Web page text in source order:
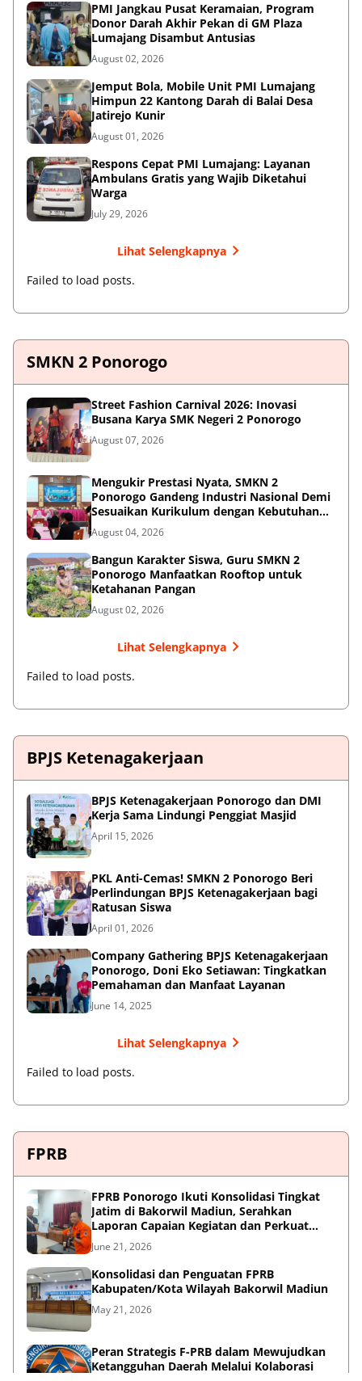
PMI Jangkau Pusat Keramaian, Program
Donor Darah Akhir Pekan di GM Plaza
Lumajang Disambut Antusias
August 02, 2026
Jemput Bola, Mobile Unit PMI Lumajang
Himpun 22 Kantong Darah di Balai Desa
Jatirejo Kunir
August 01, 2026
Respons Cepat PMI Lumajang: Layanan
Ambulans Gratis yang Wajib Diketahui
Warga
July 29, 2026
Lihat Selengkapnya
Failed to load posts.
SMKN 2 Ponorogo
Street Fashion Carnival 2026: Inovasi
Busana Karya SMK Negeri 2 Ponorogo
August 07, 2026
Mengukir Prestasi Nyata, SMKN 2
Ponorogo Gandeng Industri Nasional Demi
Sesuaikan Kurikulum dengan Kebutuhan
Dunia Kerja
August 04, 2026
Bangun Karakter Siswa, Guru SMKN 2
Ponorogo Manfaatkan Rooftop untuk
Ketahanan Pangan
August 02, 2026
Lihat Selengkapnya
Failed to load posts.
BPJS Ketenagakerjaan
BPJS Ketenagakerjaan Ponorogo dan DMI
Kerja Sama Lindungi Penggiat Masjid
April 15, 2026
PKL Anti-Cemas! SMKN 2 Ponorogo Beri
Perlindungan BPJS Ketenagakerjaan bagi
Ratusan Siswa
April 01, 2026
Company Gathering BPJS Ketenagakerjaan
Ponorogo, Doni Eko Setiawan: Tingkatkan
Pemahaman dan Manfaat Layanan
June 14, 2025
Lihat Selengkapnya
Failed to load posts.
FPRB
FPRB Ponorogo Ikuti Konsolidasi Tingkat
Jatim di Bakorwil Madiun, Serahkan
Laporan Capaian Kegiatan dan Perkuat
Sinergi Pentahelix
June 21, 2026
Konsolidasi dan Penguatan FPRB
Kabupaten/Kota Wilayah Bakorwil Madiun
May 21, 2026
Peran Strategis F-PRB dalam Mewujudkan
Ketangguhan Daerah Melalui Kolaborasi